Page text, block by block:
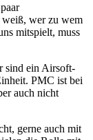
weiß, wer zu wem
mitspielt, muss
sind ein Airsoft-
PMC ist bei
auch nicht
gerne auch mit